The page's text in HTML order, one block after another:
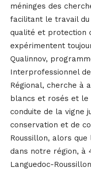
méninges des
facilitant le travail
qualité et protection
expérimentent
Qualinnov,
Interprofessionnel
Régional, cherche à
blancs et rosés et le
conduite de la vigne
conservation et de
Roussillon, alors
dans notre région, à
Languedoc-